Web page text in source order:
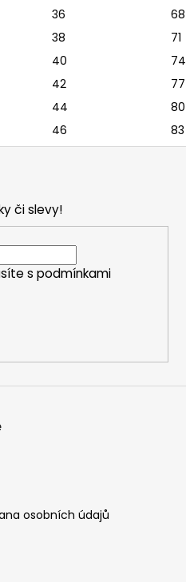
36
68
38
71
40
74
42
77
44
80
46 83
či slevy!
s podmínkami
osobních údajů